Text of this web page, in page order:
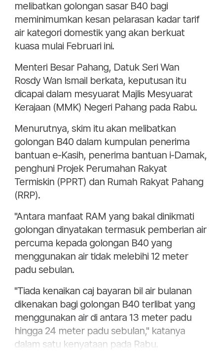
melibatkan golongan sasar B40 bagi
meminimumkan kesan pelarasan kadar tarif
air kategori domestik yang akan berkuat
kuasa mulai Februari ini.
Menteri Besar Pahang, Datuk Seri Wan
Rosdy Wan Ismail berkata, keputusan itu
dicapai dalam mesyuarat Majlis Mesyuarat
Kerajaan (MMK) Negeri Pahang pada Rabu.
Menurutnya, skim itu akan melibatkan
golongan B40 dalam kumpulan penerima
bantuan e-Kasih, penerima bantuan i-Damak,
penghuni Projek Perumahan Rakyat
Termiskin (PPRT) dan Rumah Rakyat Pahang
(RRP).
"Antara manfaat RAM yang bakal dinikmati
golongan dinyatakan termasuk pemberian air
percuma kepada golongan B40 yang
menggunakan air tidak melebihi 12 meter
padu sebulan.
"Tiada kenaikan caj bayaran bil air bulanan
dikenakan bagi golongan B40 terlibat yang
menggunakan air di antara 13 meter padu
hingga 24 meter padu sebulan," katanya
dalam satu kenyataan pada Rabu.